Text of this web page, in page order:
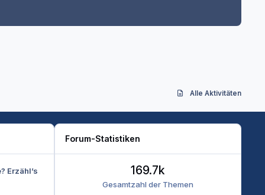
Alle Aktivitäten
Erzähl’s
Forum-Statistiken
Gesamtzahl der Themen
169.7k